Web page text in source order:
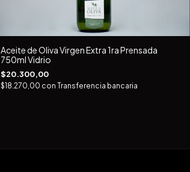
Aceite de Oliva Virgen Extra 1ra Prensada
750ml Vidrio
$20.300,00
$18.270,00 con Transferencia bancaria